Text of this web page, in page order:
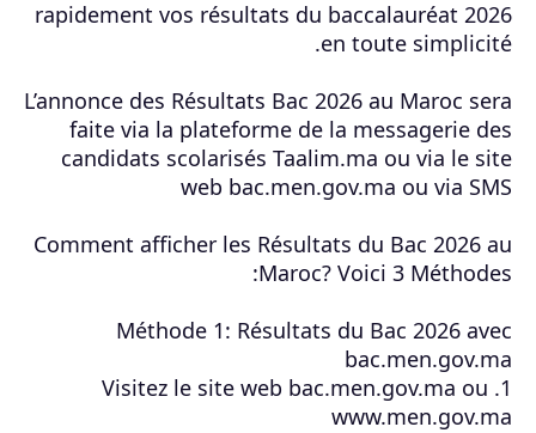
rapidement vos résultats du baccalauréat 2026
en toute simplicité.
L’annonce des Résultats Bac 2026 au Maroc sera
faite via la plateforme de la messagerie des
candidats scolarisés Taalim.ma ou via le site
web bac.men.gov.ma ou via SMS
Comment afficher les Résultats du Bac 2026 au
Maroc? Voici 3 Méthodes:
Méthode 1: Résultats du Bac 2026 avec
bac.men.gov.ma
1. Visitez le site web bac.men.gov.ma ou
www.men.gov.ma